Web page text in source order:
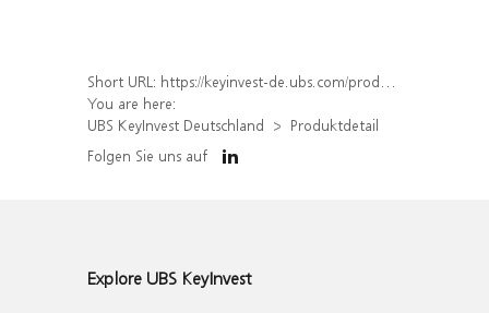
Short URL: https://keyinvest-de.ubs.com/produkt/detail/index/isin/DE000WA5S178
You are here:
UBS KeyInvest Deutschland
Produktdetail
Folgen Sie uns auf
Explore UBS KeyInvest